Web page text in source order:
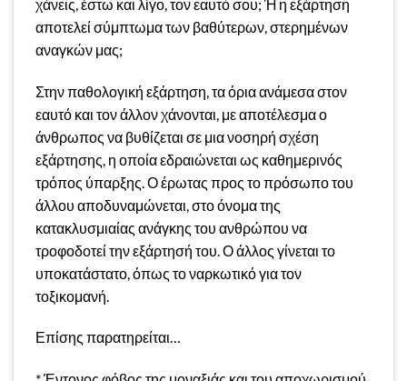
χάνεις, έστω και λίγο, τον εαυτό σου; Ή η εξάρτηση
αποτελεί σύμπτωμα των βαθύτερων, στερημένων
αναγκών μας;
Στην παθολογική εξάρτηση, τα όρια ανάμεσα στον
εαυτό και τον άλλον χάνονται, με αποτέλεσμα ο
άνθρωπος να βυθίζεται σε μια νοσηρή σχέση
εξάρτησης, η οποία εδραιώνεται ως καθημερινός
τρόπος ύπαρξης. Ο έρωτας προς το πρόσωπο του
άλλου αποδυναμώνεται, στο όνομα της
κατακλυσμιαίας ανάγκης του ανθρώπου να
τροφοδοτεί την εξάρτησή του. Ο άλλος γίνεται το
υποκατάστατο, όπως το ναρκωτικό για τον
τοξικομανή.
Επίσης παρατηρείται…